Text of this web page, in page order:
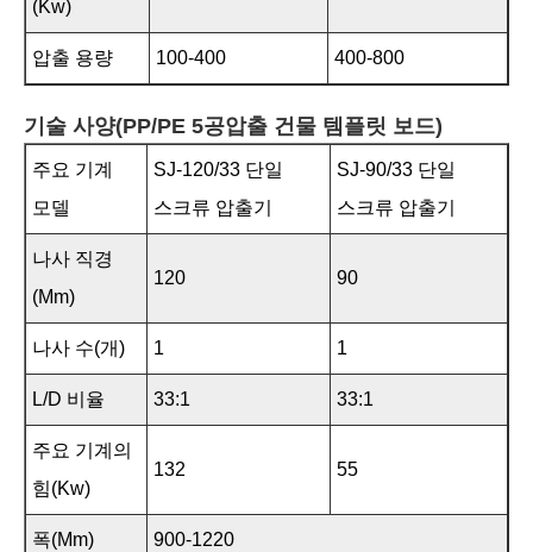
(kw)
압출 용량 100-400 400-800
기술 사양(PP/PE 5공압출 건물 템플릿 보드)
주요 기계
모델
SJ-120/33 단일
스크류 압출기
SJ-90/33 단일
스크류 압출기
나사 직경
(mm)
120 90
나사 수(개) 1 1
L/D 비율 33:1 33:1
주요 기계의
힘(kw)
132 55
폭(mm) 900-1220